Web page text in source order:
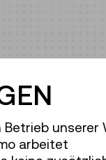
unserer
arbeitet